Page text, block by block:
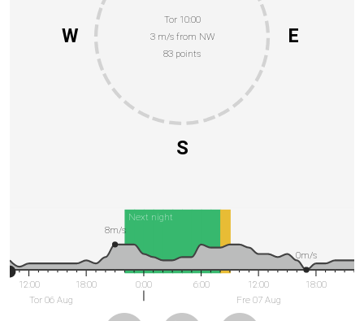
Tor 10:00
3 m/s from NW
83 points
E
S
W
Next night
12:00
Tor 06 Aug
18:00 0:00 6:00
12:00
Fre 07 Aug
18:00
8m/s
0m/s